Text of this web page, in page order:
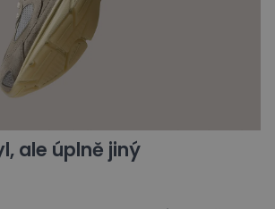
ale úplně jiný